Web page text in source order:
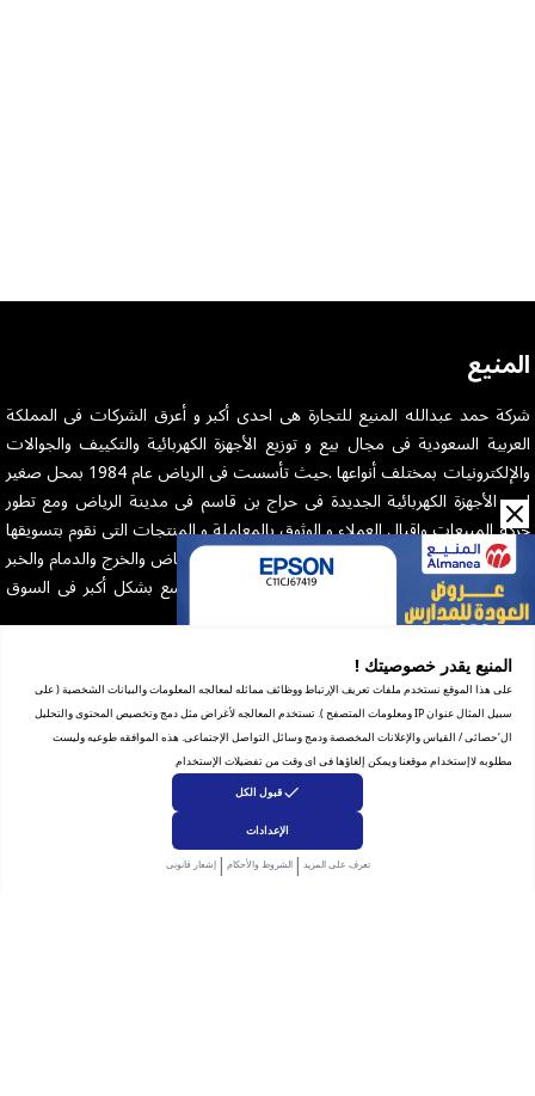
المنيع يقدر خصوصيتك !
على هذا الموقع نستخدم ملفات تعريف الإرتباط ووظائف مماثله لمعالجه المعلومات والبيانات الشخصية ( على
سبيل المثال عنوان IP ومعلومات المتصفح ). تستخدم المعالجه لأغراض مثل دمج وتخصيص المحتوى والتحليل
ال‘حصائى / القياس والإعلانات المخصصة ودمج وسائل التواصل الإجتماعى. هذه الموافقه طوعيه وليست
مطلوبه لاإستخدام موقعنا ويمكن إلغاؤها فى اى وقت من تفضيلات الإستخدام
قبول الكل
الإعدادات
تعرف على المزيد |الشروط والأحكام |إشعار قانونى
المنيع
شركة حمد عبدالله المنيع للتجارة هى احدى أكبر و أعرق الشركات فى المملكة
العربية السعودية فى مجال بيع و توزيع الأجهزة الكهربائية والتكييف والجوالات
والإلكترونيات بمختلف أنواعها .حيث تأسست فى الرياض عام 1984 بمحل صغير
لبيع الأجهزة الكهربائية الجديدة فى حراج بن قاسم فى مدينة الرياض ومع تطور
حركة المبيعات واقبال العملاء و الوثوق بالمعاملة و المنتجات التى نقوم بتسويقها
وبتوفيق من الله تم افتتاح أكثر من اربعين فرعاً فى الرياض والخرج والدمام والخبر
والأحساء وجدة ومكة وجازان وجارى العمل على التوسع بشكل أكبر فى السوق
السعودى.